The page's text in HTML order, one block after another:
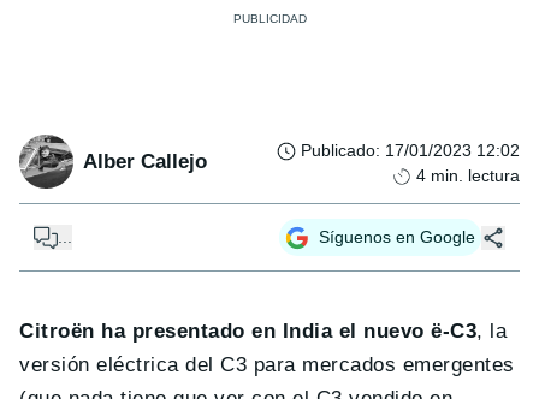
Alber Callejo Publicado: 17/01/2023 12:02
4 min. lectura
... Síguenos en Google
Citroën ha presentado en India el nuevo ë-C3, la
versión eléctrica del C3 para mercados emergentes